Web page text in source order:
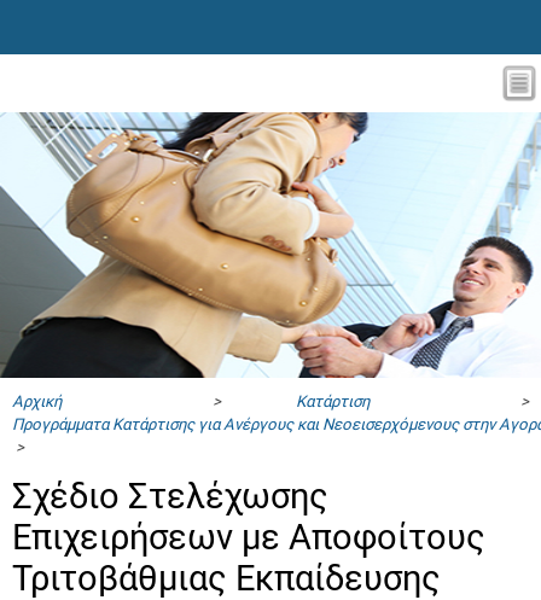
Αρχική> Κατάρτιση>
Προγράμματα Κατάρτισης για Ανέργους και Νεοεισερχόμενους στην
>
Σχέδιο Στελέχωσης
Επιχειρήσεων με Αποφοίτους
Τριτοβάθμιας Εκπαίδευσης